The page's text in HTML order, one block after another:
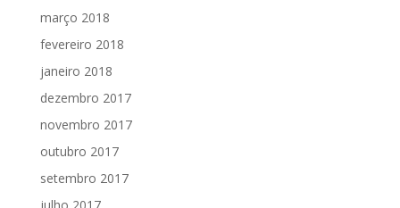
março 2018
fevereiro 2018
janeiro 2018
dezembro 2017
novembro 2017
outubro 2017
setembro 2017